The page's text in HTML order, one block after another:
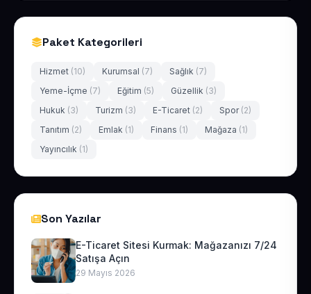
Paket Kategorileri
Hizmet (10) Kurumsal (7) Sağlık (7)
Yeme-İçme (7) Eğitim (5) Güzellik (3)
Hukuk (3) Turizm (3) E-Ticaret (2) Spor (2)
Tanıtım (2) Emlak (1) Finans (1) Mağaza (1)
Yayıncılık (1)
Son Yazılar
E-Ticaret Sitesi Kurmak: Mağazanızı 7/24
Satışa Açın
29 Mayıs 2026